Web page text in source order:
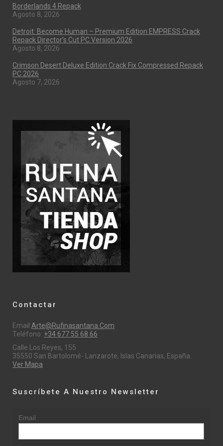
Borderlands 4 Repack
Agosto 8, 2026
Detroit: Become Human – Premium Edition EMPRESS Crack
Repack Director’s Cut PC Version 2026
Agosto 8, 2026
Crimson Desert Deluxe Edition Crack Fix Compressed Repack
PC 2026
Agosto 7, 2026
Contactar
Email:Arte@rufinasantana.com
Teléfono: +34 677 55 68 66
Calle Los Reyes, 155
35550 San Bartolomé- Lanzarote, Islas Canarias, España.
Ver Mapa
Suscríbete A Nuestro Newsletter
Email